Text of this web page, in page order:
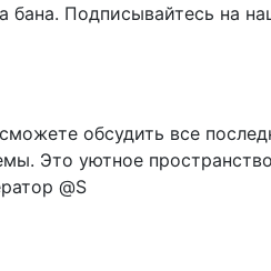
Подписывайтесь на
обсудить все
Это уютное
@S